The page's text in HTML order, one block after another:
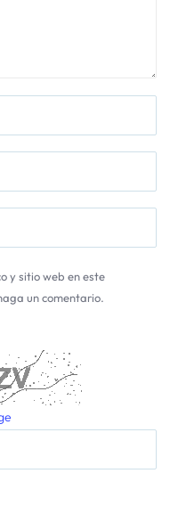
y sitio web en este
un comentario.